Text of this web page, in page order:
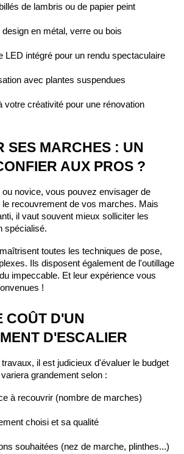
de lambris ou de papier peint
design en métal, verre ou bois
LED intégré pour un rendu spectaculaire
avec plantes suspendues
votre créativité pour une rénovation
SES MARCHES : UN
AUX PROS ?
novice, vous pouvez envisager de
recouvrement de vos marches. Mais
il vaut souvent mieux solliciter les
spécialisé.
toutes les techniques de pose,
Ils disposent également de l'outillage
impeccable. Et leur expérience vous
!
COÛT D'UN
D'ESCALIER
il est judicieux d'évaluer le budget
grandement selon :
à recouvrir (nombre de marches)
choisi et sa qualité
souhaitées (nez de marche, plinthes...)